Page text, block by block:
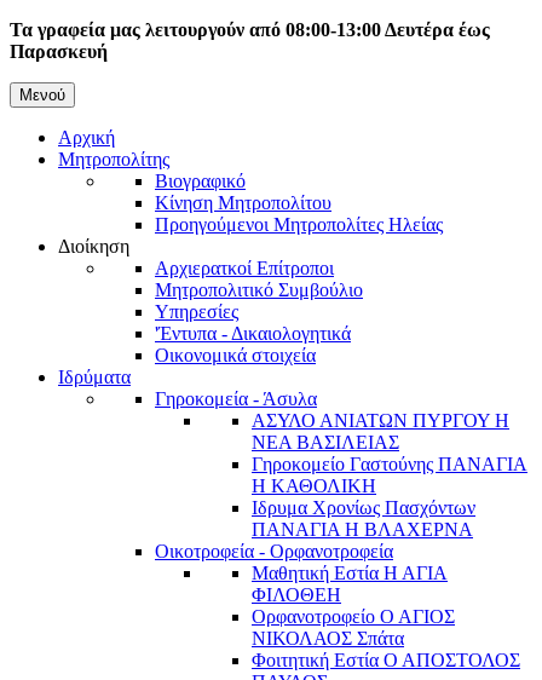
Παράκαμψη
προς
κυρίως
Τα γραφεία μας λειτουργούν από 08:00-13:00 Δευτέρα έως
Παρασκευή
Κεντρική
πλοήγηση
Μενού
Αρχική
Μητροπολίτης
Βιογραφικό
Κίνηση Μητροπολίτου
Προηγούμενοι Μητροπολίτες Ηλείας
Διοίκηση
Αρχιερατκοί Επίτροποι
Μητροπολιτικό Συμβούλιο
Υπηρεσίες
'Έντυπα - Δικαιολογητικά
Οικονομικά στοιχεία
Ιδρύματα
Γηροκομεία - Άσυλα
ΑΣΥΛΟ ΑΝΙΑΤΩΝ ΠΥΡΓΟΥ Η
ΝΕΑ ΒΑΣΙΛΕΙΑΣ
Γηροκομείο Γαστούνης ΠΑΝΑΓΙΑ
Η ΚΑΘΟΛΙΚΗ
Ιδρυμα Χρονίως Πασχόντων
ΠΑΝΑΓΙΑ Η ΒΛΑΧΕΡΝΑ
Οικοτροφεία - Ορφανοτροφεία
Μαθητική Εστία Η ΑΓΙΑ
ΦΙΛΟΘΕΗ
Ορφανοτροφείο Ο ΑΓΙΟΣ
ΝΙΚΟΛΑΟΣ Σπάτα
Φοιτητική Εστία Ο ΑΠΟΣΤΟΛΟΣ